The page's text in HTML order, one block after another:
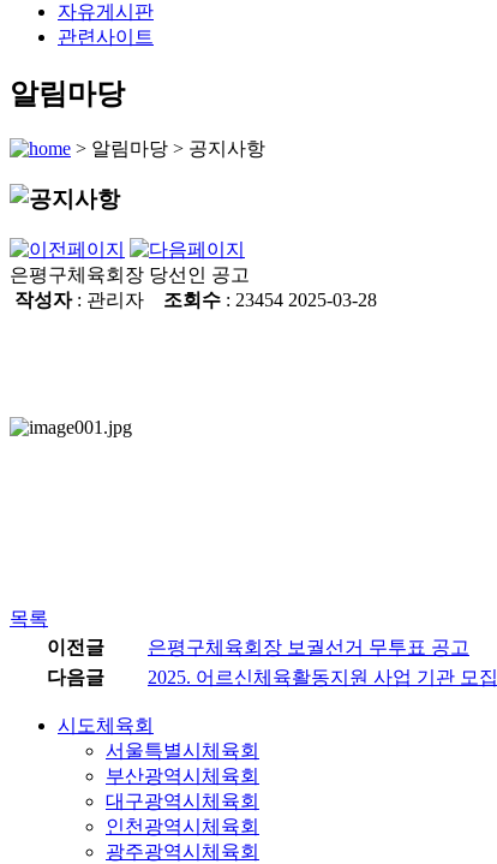
자유게시판
관련사이트
알림마당
> 알림마당 > 공지사항
은평구체육회장 당선인 공고
작성자: 관리자 조회수 : 23454 2025-03-28
목록
이전글
은평구체육회장 보궐선거 무투표 공고
다음글
2025. 어르신체육활동지원 사업 기관 모집
시도체육회
서울특별시체육회
부산광역시체육회
대구광역시체육회
인천광역시체육회
광주광역시체육회